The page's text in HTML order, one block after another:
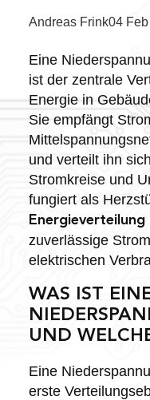
Posted
Andreas Frink04
Eine
ist der zentrale
Energie in
Sie empfängt
und verteilt ihn
Stromkreise und
fungiert als
Energieverteilung
zuverlässige
elektrischen
WAS IST
UND
Eine
erste